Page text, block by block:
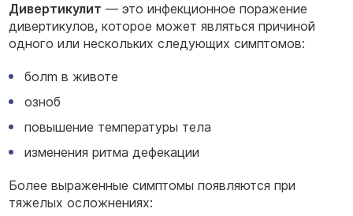
Дивертикулит — это инфекционное поражение
дивертикулов, которое может являться причиной
одного или нескольких следующих симптомов:
болm в животе
озноб
повышение температуры тела
изменения ритма дефекации
Более выраженные симптомы появляются при
тяжелых осложнениях: